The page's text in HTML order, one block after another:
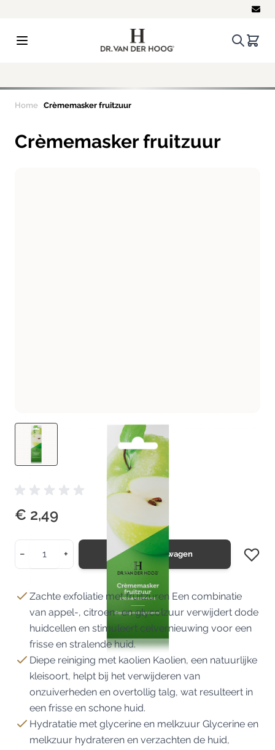
Zoeken.
Home Crèmemasker fruitzuur
Crèmemasker fruitzuur
Zachte exfoliatie met fruitzuren Een combinatie
van appel-, citroen- en glycolzuur verwijdert dode
huidcellen en stimuleert celvernieuwing voor een
frisse en stralende huid.
Diepe reiniging met kaolien Kaolien, een natuurlijke
kleisoort, helpt bij het verwijderen van
onzuiverheden en overtollig talg, wat resulteert in
een frisse en schone huid.
Hydratatie met glycerine en melkzuur Glycerine en
melkzuur hydrateren en verzachten de huid,
€ 2,49
Aantal
− + In Winkelwagen